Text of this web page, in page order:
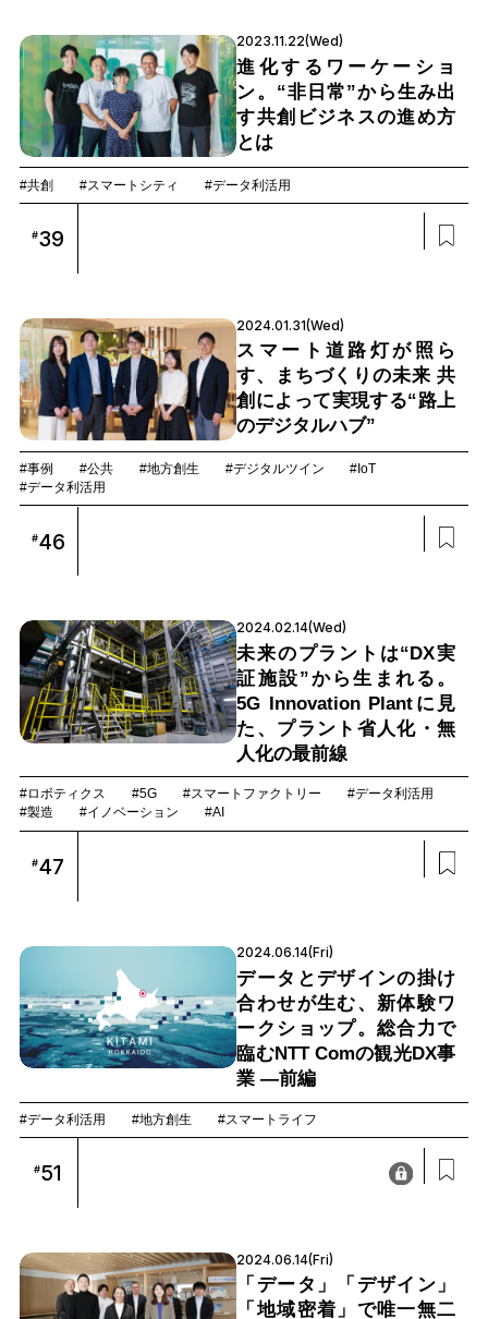
2023.11.22(Wed)
進化するワーケーショ
ン。“非日常”から生み出
す共創ビジネスの進め方
とは
#共創 #スマートシティ #データ利活用
#39
2024.01.31(Wed)
スマート道路灯が照ら
す、まちづくりの未来 共
創によって実現する“路上
のデジタルハブ”
#事例 #公共 #地方創生 #デジタルツイン
#IoT
#データ利活用
#46
2024.02.14(Wed)
未来のプラントは“DX実
証施設”から生まれる。
5G Innovation Plantに見
た、プラント省人化・無
人化の最前線
#ロボティクス #5G #スマートファクトリー
#データ利活用
#製造
#イノベーション #AI
#47
2024.06.14(Fri)
データとデザインの掛け
合わせが生む、新体験ワ
ークショップ。総合力で
臨むNTT Comの観光DX事
業 —前編
#データ利活用 #地方創生 #スマートライフ
#51
2024.06.14(Fri)
「データ」「デザイン」
「地域密着」で唯一無二